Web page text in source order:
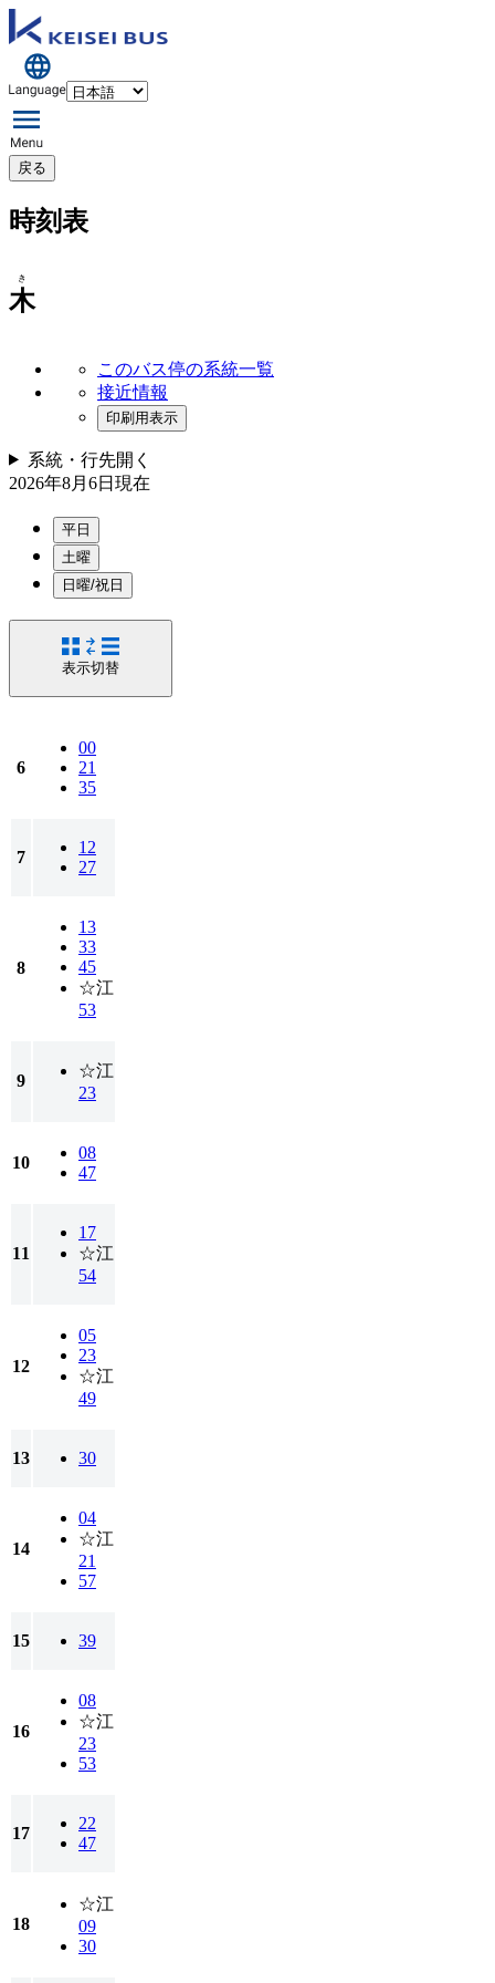
戻る
時刻表
木
き
このバス停の系統一覧
接近情報
印刷用表示
系統・行先開く
2026年8月6日 現在
平日
土曜
日曜/祝日
表示切替
6
00
21
35
7
12
27
8
13
33
45
☆江
53
9
☆江
23
10
08
47
11
17
☆江
54
12
05
23
☆江
49
13 30
14
04
☆江
21
57
15 39
16
08
☆江
23
53
17
22
47
18
☆江
09
30